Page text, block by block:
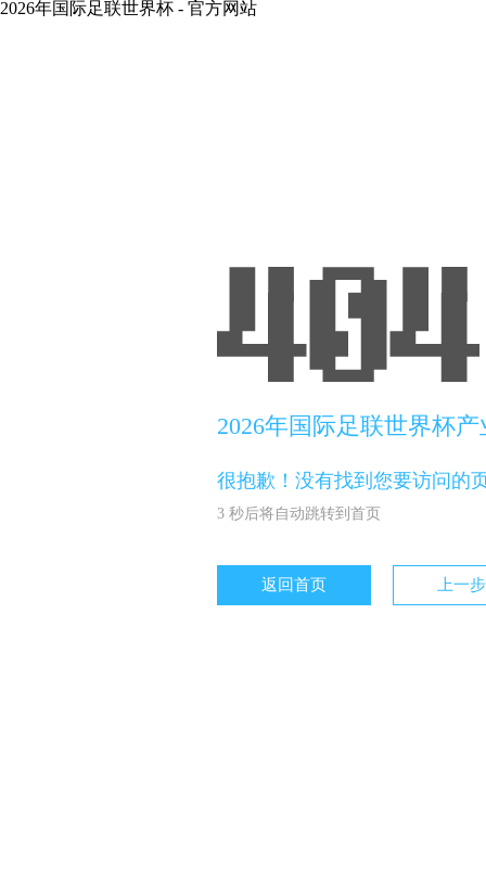
2026年国际足联世界杯 - 官方网站
2026年国际足联世界杯
很抱歉！没有找到您要访问的页
3 秒后将自动跳转到首页
返回首页 上一步